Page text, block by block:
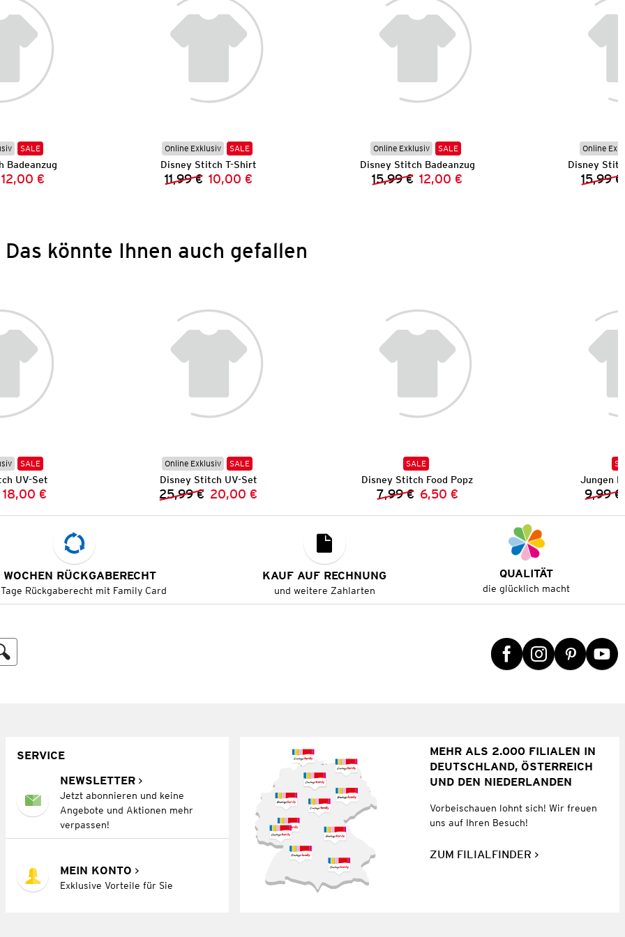
SALE
Badeanzug
Preis:
Preis:
12,00 €
Online Exklusiv SALE
Disney Stitch T-Shirt
Vorheriger Preis:
11,99 € Neuer Preis:
10,00 €
Online Exklusiv SALE
Disney Stitch Badeanzug
Vorheriger Preis:
15,99 € Neuer Preis:
12,00 €
Online
Disney
15,99 €
Das könnte Ihnen auch gefallen
SALE
UV-Set
Preis:
Preis:
18,00 €
Online Exklusiv SALE
Disney Stitch UV-Set
Vorheriger Preis:
25,99 € Neuer Preis:
20,00 €
SALE
Disney Stitch Food Popz
Vorheriger Preis:
7,99 € Neuer Preis:
6,50 €
Jungen
9,99 €
RÜCKGABERECHT
Rückgaberecht mit Family Card
KAUF AUF RECHNUNG
und weitere Zahlarten
QUALITÄT
die glücklich macht
SERVICE
NEWSLETTER
Jetzt abonnieren und keine
Angebote und Aktionen mehr
verpassen!
MEIN KONTO
Exklusive Vorteile für Sie
MEHR ALS 2.000 FILIALEN IN
DEUTSCHLAND, ÖSTERREICH
UND DEN NIEDERLANDEN
Vorbeischauen lohnt sich! Wir freuen
uns auf Ihren Besuch!
ZUM FILIALFINDER